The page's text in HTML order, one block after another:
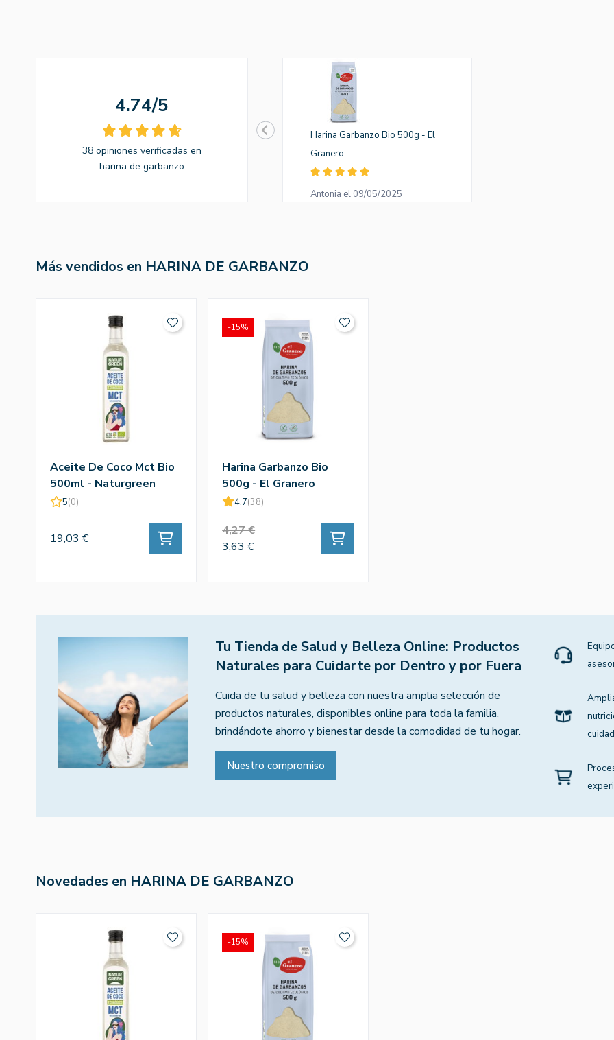
4.74/5
38 opiniones verificadas en
harina de garbanzo
Harina Garbanzo Bio 500g - El
Granero
Antonia el 09/05/2025
Más vendidos en HARINA DE GARBANZO
Aceite De Coco Mct Bio
500ml - Naturgreen
5(0)
19,03 €
Harina Garbanzo Bio
500g - El Granero
4.7(38)
4,27 €
3,63 €
-15%
Tu Tienda de Salud y Belleza Online: Productos
Naturales para Cuidarte por Dentro y por Fuera
Cuida de tu salud y belleza con nuestra amplia selección de
productos naturales, disponibles online para toda la familia,
brindándote ahorro y bienestar desde la comodidad de tu hogar.
Nuestro compromiso
Novedades en HARINA DE GARBANZO
-15%